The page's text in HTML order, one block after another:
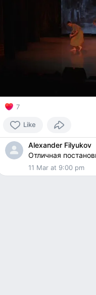
7
Like
Alexander Filyukov
Отличная
11 Mar at 9:00 pm